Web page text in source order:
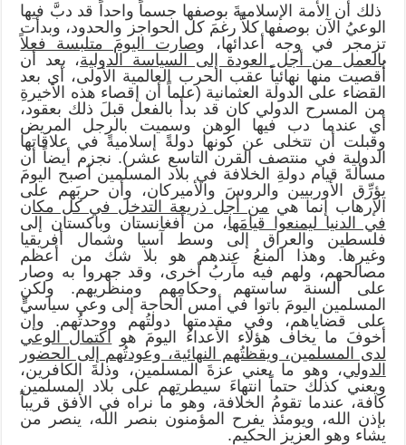
ذلك أن الأمة الإسلاميةَ بوصفها جسماً واحداً قد دبَّ فيها
الوعيُ الآن بوصفها كلاًّ رغمَ كل الحواجز والحدود، وبدأت
تزمجر في وجه أعدائها، وصارت اليومَ متلبسة فعلاً
بالعمل من أجل العودة إلى السياسة الدولية، بعد أن
أُقصيت منها نهائياً عقب الحرب العالمية الأولى، أي بعد
القضاء على الدولة العثمانية (علماً أن إقصاء هذه الأخيرةِ
من المسرح الدولي كان قد بدأ بالفعل قبلَ ذلك بعقود،
أي عندما دب فيها الوهن وسميت بالرجل المريض
وقبلت أن تتخلى عن كونها دولةً إسلاميةً في علاقاتها
الدولية في منتصف القرن التاسع عشر). نجزم أيضاً أن
مسألةَ قيام دولةِ الخلافة في بلاد المسلمين أصبح اليومَ
يؤرِّق الأوربيين والروسَ والأميركان، وأن حربَهم على
الإرهاب إنما هيمن أجل ذريعة التدخل في كل مكان
في الدنيا ليمنعوا قيامَها، من أفغانستان وباكستان إلى
فلسطين والعراق إلى وسط آسيا وشمال أفريقيا
وغيرها. وهذا المنعُ عندهم هو بلا شك من أعظم
مصالحهم، ولهم فيه مآربُ أخرى، وقد جهروا به وصار
على ألسنة ساستهم وحكامِهم ومنظريهم. ولكن
المسلمين اليومَ باتوا في أمس الحاجة إلى وعي سياسيٍّ
على قضاياهم، وفي مقدمتها دولتُهم ووحدتُهم. وإن
أخوفَ ما يخاف هؤلاء الأعداءُ اليومَ هو اكتمال الوعي
لدى المسلمين، ويقظتُهم النهائية، وعودتُهم إلى الحضور
الدولي، وهو ما يعني عزةَ المسلمين، وذلةَ الكافرين،
ويعني كذلك حتماً انتهاءَ سيطرتِهم على بلاد المسلمين
كافة، عندما تقومُ الخلافة، وهو ما نراه في الأفق قريباً
بإذن الله، ويومئذ يفرح المؤمنون بنصر الله، ينصر من
يشاء وهو العزيز الحكيم.